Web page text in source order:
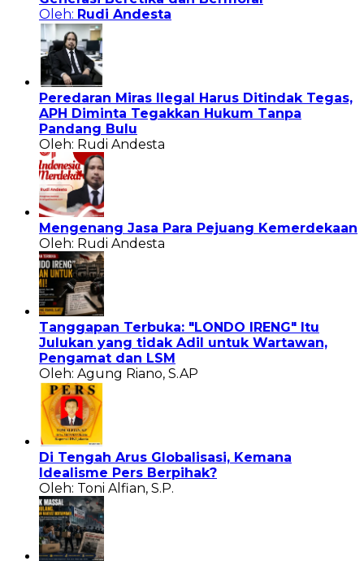
Oleh: Rudi Andesta
Peredaran Miras Ilegal Harus Ditindak Tegas,
APH Diminta Tegakkan Hukum Tanpa
Pandang Bulu
Oleh: Rudi Andesta
Mengenang Jasa Para Pejuang Kemerdekaan
Oleh: Rudi Andesta
Tanggapan Terbuka: "LONDO IRENG" Itu
Julukan yang tidak Adil untuk Wartawan,
Pengamat dan LSM
Oleh: Agung Riano, S.AP
Di Tengah Arus Globalisasi, Kemana
Idealisme Pers Berpihak?
Oleh: Toni Alfian, S.P.